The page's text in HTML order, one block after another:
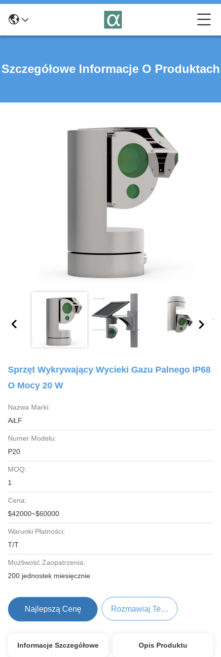
Szczegółowe Informacje O Produktach
Sprzęt Wykrywający Wycieki Gazu Palnego IP68
O Mocy 20 W
Nazwa Marki:
AiLF
Numer Modelu:
P20
MOQ:
1
Cena:
$42000~$60000
Warunki Płatności:
T/T
Możliwość Zaopatrzenia:
200 jednostek miesięcznie
Najlepszą Cenę Rozmawiaj Teraz.
Informacje Szczegółowe Opis Produktu